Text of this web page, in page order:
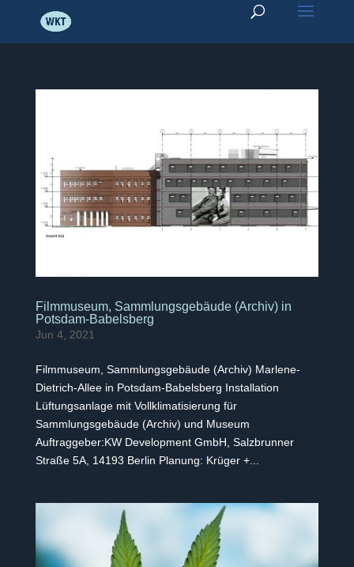
Filmmuseum, Sammlungsgebäude (Archiv) in
Potsdam-Babelsberg
Jun 4, 2021
Filmmuseum, Sammlungsgebäude (Archiv) Marlene-
Dietrich-Allee in Potsdam-Babelsberg Installation
Lüftungsanlage mit Vollklimatisierung für
Sammlungsgebäude (Archiv) und Museum
Auftraggeber:KW Development GmbH, Salzbrunner
Straße 5A, 14193 Berlin Planung: Krüger +...